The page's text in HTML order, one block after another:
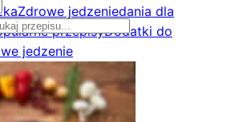
Zdrowe jedzeniedania dla
przepisyDodatki do
jedzenie